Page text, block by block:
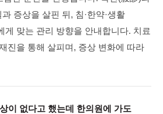
증상을 살핀 뒤, 침·한약·생활
게 맞는 관리 방향을 안내합니다. 치료
진을 통해 살피며, 증상 변화에 따라
이 없다고 했는데 한의원에 가도